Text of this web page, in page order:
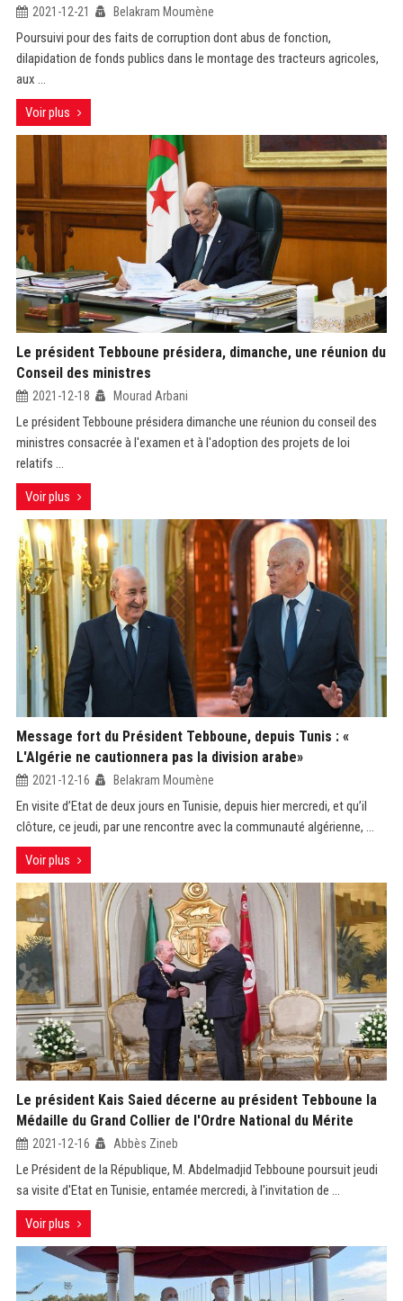
2021-12-21 Belakram Moumène
Poursuivi pour des faits de corruption dont abus de fonction,
dilapidation de fonds publics dans le montage des tracteurs agricoles,
aux ...
Voir plus
Le président Tebboune présidera, dimanche, une réunion du
Conseil des ministres
2021-12-18 Mourad Arbani
Le président Tebboune présidera dimanche une réunion du conseil des
ministres consacrée à l'examen et à l'adoption des projets de loi
relatifs ...
Voir plus
Message fort du Président Tebboune, depuis Tunis : «
L'Algérie ne cautionnera pas la division arabe»
2021-12-16 Belakram Moumène
En visite d’Etat de deux jours en Tunisie, depuis hier mercredi, et qu’il
clôture, ce jeudi, par une rencontre avec la communauté algérienne, ...
Voir plus
Le président Kais Saied décerne au président Tebboune la
Médaille du Grand Collier de l'Ordre National du Mérite
2021-12-16 Abbès Zineb
Le Président de la République, M. Abdelmadjid Tebboune poursuit jeudi
sa visite d'Etat en Tunisie, entamée mercredi, à l'invitation de ...
Voir plus